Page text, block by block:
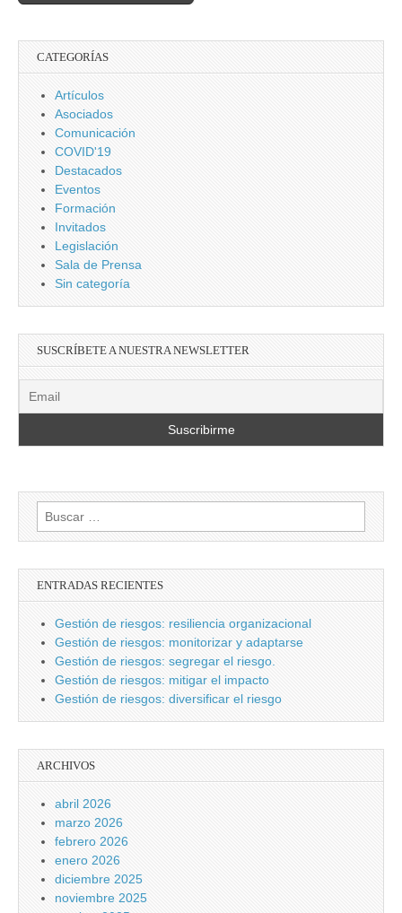
CATEGORÍAS
Artículos
Asociados
Comunicación
COVID'19
Destacados
Eventos
Formación
Invitados
Legislación
Sala de Prensa
Sin categoría
SUSCRÍBETE A NUESTRA NEWSLETTER
Buscar:
ENTRADAS RECIENTES
Gestión de riesgos: resiliencia organizacional
Gestión de riesgos: monitorizar y adaptarse
Gestión de riesgos: segregar el riesgo.
Gestión de riesgos: mitigar el impacto
Gestión de riesgos: diversificar el riesgo
ARCHIVOS
abril 2026
marzo 2026
febrero 2026
enero 2026
diciembre 2025
noviembre 2025